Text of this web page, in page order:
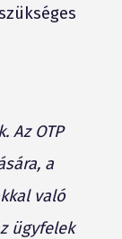
Az OTP
a
való
ügyfelek